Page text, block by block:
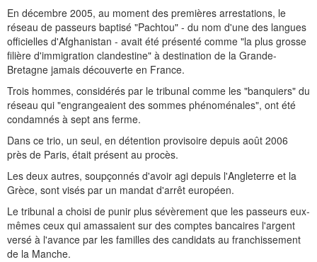
En décembre 2005, au moment des premières arrestations, le
réseau de passeurs baptisé "Pachtou" - du nom d'une des langues
officielles d'Afghanistan - avait été présenté comme "la plus grosse
filière d'immigration clandestine" à destination de la Grande-
Bretagne jamais découverte en France.
Trois hommes, considérés par le tribunal comme les "banquiers" du
réseau qui "engrangeaient des sommes phénoménales", ont été
condamnés à sept ans ferme.
Dans ce trio, un seul, en détention provisoire depuis août 2006
près de Paris, était présent au procès.
Les deux autres, soupçonnés d'avoir agi depuis l'Angleterre et la
Grèce, sont visés par un mandat d'arrêt européen.
Le tribunal a choisi de punir plus sévèrement que les passeurs eux-
mêmes ceux qui amassaient sur des comptes bancaires l'argent
versé à l'avance par les familles des candidats au franchissement
de la Manche.